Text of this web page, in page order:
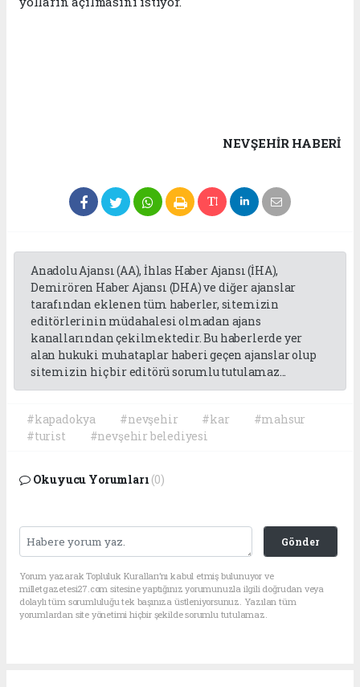
NEVŞEHIR HABERİ
Anadolu Ajansı (AA), İhlas Haber Ajansı (İHA),
Demirören Haber Ajansı (DHA) ve diğer ajanslar
tarafından eklenen tüm haberler, sitemizin
editörlerinin müdahalesi olmadan ajans
kanallarından çekilmektedir. Bu haberlerde yer
alan hukuki muhataplar haberi geçen ajanslar olup
sitemizin hiç bir editörü sorumlu tutulamaz...
#kapadokya #nevşehir #kar
#mahsur
#turist
#nevşehir belediyesi
Okuyucu Yorumları (0)
Gönder
Yorum yazarak Topluluk Kuralları’nı kabul etmiş bulunuyor ve
milletgazetesi27.com sitesine yaptığınız yorumunuzla ilgili doğrudan veya
dolaylı tüm sorumluluğu tek başınıza üstleniyorsunuz. Yazılan tüm
yorumlardan site yönetimi hiçbir şekilde sorumlu tutulamaz.